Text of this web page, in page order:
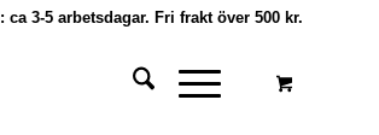
ca 3-5 arbetsdagar. Fri frakt över 500 kr.